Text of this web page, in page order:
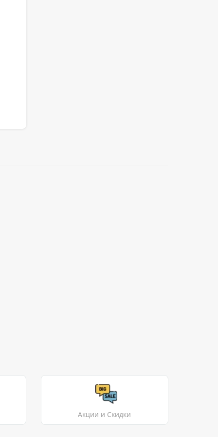
Акции и Скидки